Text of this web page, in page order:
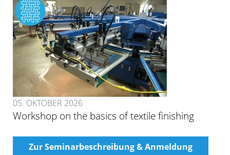
05. OKTOBER 2026
Workshop on the basics of textile finishing
Zur Seminarbeschreibung & Anmeldung